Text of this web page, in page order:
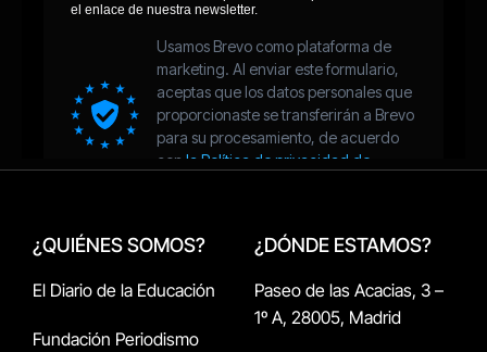
¿QUIÉNES SOMOS?
El Diario de la Educación
Fundación Periodismo
¿DÓNDE ESTAMOS?
Paseo de las Acacias, 3 –
1º A, 28005, Madrid